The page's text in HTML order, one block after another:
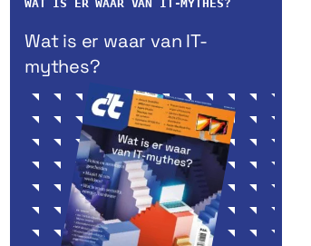
WAT IS ER WAAR VAN IT-MYTHES?
Wat is er waar van IT-
mythes?